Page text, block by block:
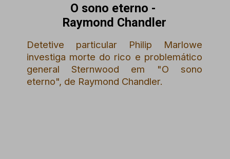
Detetive particular Philip Marlowe
investiga morte do rico e problemático
general Sternwood em "O sono
eterno", de Raymond Chandler.
O sono eterno -
Raymond Chandler